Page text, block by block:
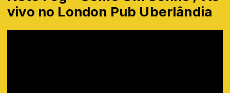
vivo no London Pub Uberlândia